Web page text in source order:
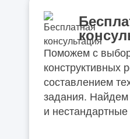
Поможем с
конструктивных
составлением
задания. Найдем
и нестандартные